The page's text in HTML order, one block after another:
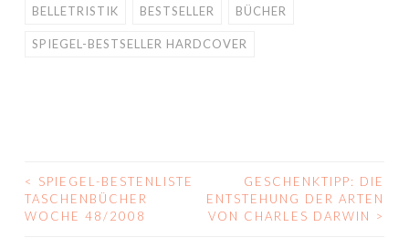
BELLETRISTIK
BESTSELLER BÜCHER
SPIEGEL-BESTSELLER HARDCOVER
BEITRAGS-
NAVIGATION
<
SPIEGEL-BESTENLISTE
TASCHENBÜCHER
WOCHE 48/2008
GESCHENKTIPP: DIE
ENTSTEHUNG DER ARTEN
VON CHARLES DARWIN
>